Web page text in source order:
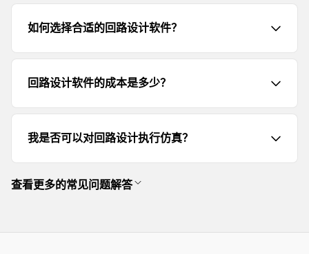
如何选择合适的回路设计软件？
回路设计软件的成本是多少？
我是否可以对回路设计执行仿真？
查看更多的常见问题解答